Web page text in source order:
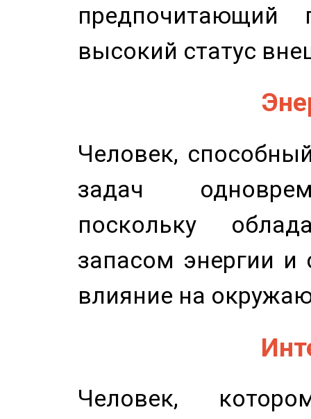
предпочитающий
высокий статус
Человек,
задач
поскольку
запасом энергии и
влияние на
Человек,